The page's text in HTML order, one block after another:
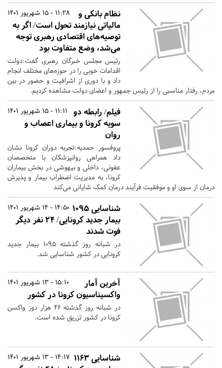
11:28 - 15 شهریور 1401
نظام بانکی و
مالیاتی نیازمند تحول است/ اگر به
توصیه‌های اقتصادی رهبری توجه
می‌شد، وضع متفاوت بود
رئیس مجلس خبرگان رهبری گفت:دولت
اقدامات خوبی را در حوزه‌های مختلف انجام
داد و با دوری از اشرافیت و حضور در بین
مردم، رفتار مناسبی را از رئیس جمهور و اعضای دولت مشاهده کردیم.
11:11 - 15 شهریور 1401
فیلم/ رابطه دو
سویه کرونا و بیماری اعصاب و
روان
پروفسور حمدیه:تجربه دوران کرونا نشان
داد همراهی روانپزشکان با متخصصان
عفونی، داخلی و بیهوشی در بخش بیماران
کرونا، به مدیریت اضطراب بیمار و پذیرش
درمان از سوی او و موفقیت فرآیند درمان کمک شایانی می‌کند
14:50 - 14 شهریور 1401 شناسایی ۱۰۹۵
بیمار جدید کرونایی/ ۲۴ نفر دیگر
فوت شدند
در شبانه روز گذشته ۱۰۹۵ بیمار جدید
کرونایی در کشور شناسایی شد.
15:10 - 13 شهریور 1401
آخرین آمار
واکسیناسیون کرونا در کشور
در شبانه روز گذشته ۴۶ هزار دوز واکسن
کرونا در کشور تزریق شده است.
14:17 - 13 شهریور 1401 شناسایی ۱۱۶۳